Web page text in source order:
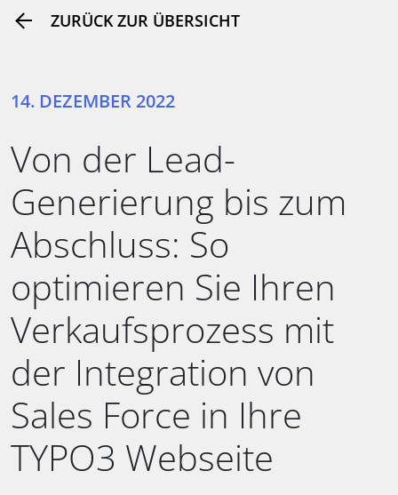
ZURÜCK ZUR ÜBERSICHT
14. DEZEMBER 2022
Von der Lead-
Generierung bis zum
Abschluss: So
optimieren Sie Ihren
Verkaufsprozess mit
der Integration von
Sales Force in Ihre
TYPO3 Webseite